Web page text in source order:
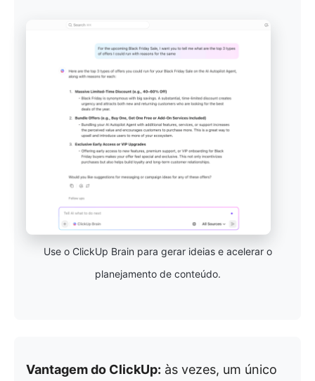
Use o ClickUp Brain para gerar ideias e acelerar o
planejamento de conteúdo.
Vantagem do ClickUp: às vezes, um único